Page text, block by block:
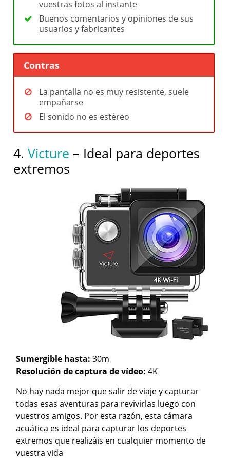
vuestras fotos al instante
Buenos comentarios y opiniones de sus
usuarios y fabricantes
Contras
La pantalla no es muy resistente, suele
empañarse
El sonido no es estéreo
4.Victure – Ideal para deportes
extremos
Sumergible hasta:30m
Resolución de captura de vídeo:4K
No hay nada mejor que salir de viaje y capturar
todas esas aventuras para revivirlas luego con
vuestros amigos. Por esta razón, esta cámara
acuática es ideal para capturar los deportes
extremos que realizáis en cualquier momento de
vuestra vida